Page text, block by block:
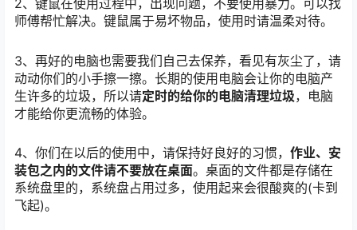
2、键鼠在使用过程中，出现问题，不要使用暴力。可以找
师傅帮忙解决。键鼠属于易坏物品，使用时请温柔对待。
3、再好的电脑也需要我们自己去保养，看见有灰尘了，请
动动你们的小手擦一擦。长期的使用电脑会让你的电脑产
生许多的垃圾，所以请定时的给你的电脑清理垃圾，电脑
才能给你更流畅的体验。
4、你们在以后的使用中，请保持好良好的习惯， 作业、安
装包之内的文件请不要放在桌面。桌面的文件都是存储在
系统盘里的，系统盘占用过多，使用起来会很酸爽的(卡到
飞起)。